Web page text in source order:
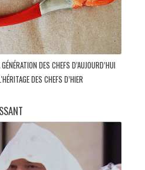
DES CHEFS D’AUJOURD’HUI
DES CHEFS D’HIER